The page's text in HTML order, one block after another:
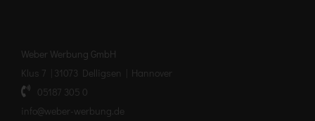
Weber Werbung GmbH
Klus 7 | 31073 Delligsen | Hannover
05187 305 0
info@weber-werbung.de